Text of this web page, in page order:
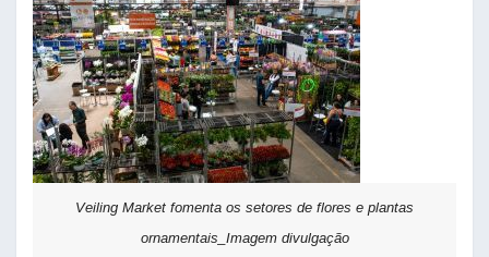
Veiling Market fomenta os setores de flores e plantas
ornamentais_Imagem divulgação